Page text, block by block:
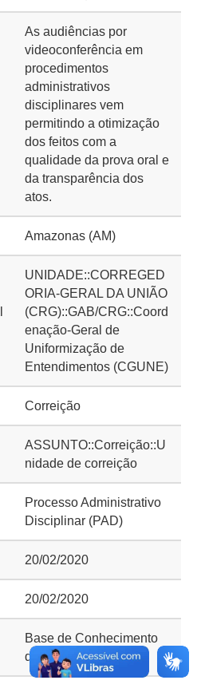
As audiências por
videoconferência em
procedimentos
administrativos
disciplinares vem
permitindo a otimização
dos feitos com a
qualidade da prova oral e
da transparência dos
atos.
Amazonas (AM)
UNIDADE::CORREGED
ORIA-GERAL DA UNIÃO
(CRG)::GAB/CRG::Coord
enação-Geral de
Uniformização de
Entendimentos (CGUNE)
Correição
ASSUNTO::Correição::U
nidade de correição
Processo Administrativo
Disciplinar (PAD)
20/02/2020
20/02/2020
Base de Conhecimento
da CGU